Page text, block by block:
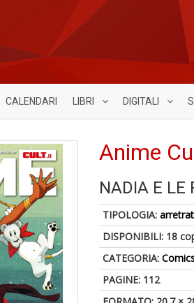
CALENDARI LIBRI DIGITALI
Anime
NADIA E LE
TIPOLOGIA:
DISPONIBILI: 18
CATEGORIA:
PAGINE: 112